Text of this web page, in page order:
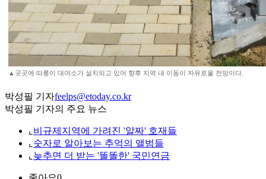
▲곳곳에 따릉이 대여소가 설치되고 있어 향후 지역 내 이동이 자유로울 전망이다.
박성필 기자feelps@etoday.co.kr
박성필 기자의 주요 뉴스
⌞ 비규제지역에 가려진 '알짜' 호재들
⌞ 숫자로 알아보는 추억의 앨범들
⌞ 늦추면 더 받는 '똘똘한' 국민연금